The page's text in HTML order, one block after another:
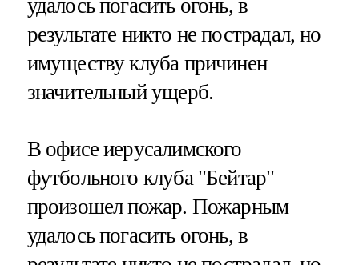
удалось погасить огонь, в
результате никто не пострадал, но
имуществу клуба причинен
значительный ущерб.
В офисе иерусалимского
футбольного клуба "Бейтар"
произошел пожар. Пожарным
удалось погасить огонь, в